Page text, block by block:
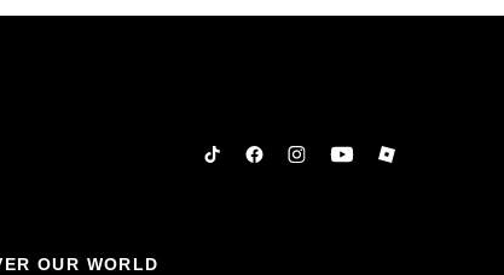
TiktokFacebookInstagram
YouTubeRoblox
OUR WORLD